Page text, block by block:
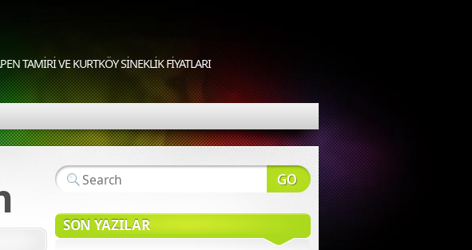
TAMIRI VE KURTKÖY SINEKLIK FIYATLARI
SON YAZILAR